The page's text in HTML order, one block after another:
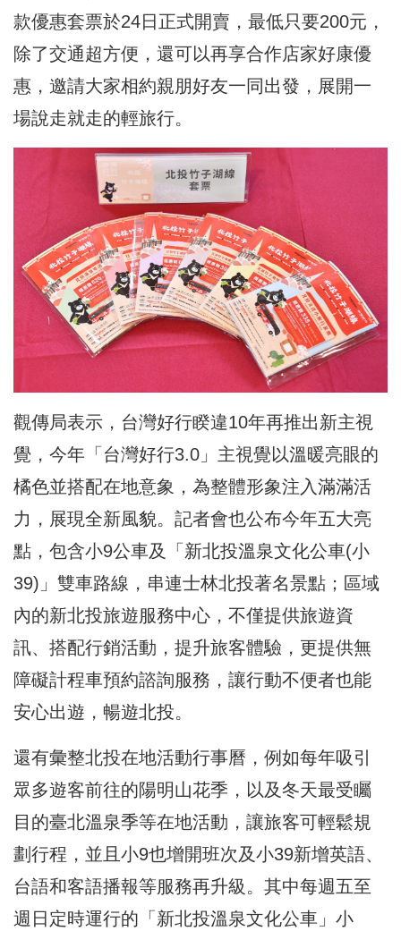
款優惠套票於24日正式開賣，最低只要200元，
除了交通超方便，還可以再享合作店家好康優
惠，邀請大家相約親朋好友一同出發，展開一
場說走就走的輕旅行。
觀傳局表示，台灣好行睽違10年再推出新主視
覺，今年「台灣好行3.0」主視覺以溫暖亮眼的
橘色並搭配在地意象，為整體形象注入滿滿活
力，展現全新風貌。記者會也公布今年五大亮
點，包含小9公車及「新北投溫泉文化公車(小
39)」雙車路線，串連士林北投著名景點；區域
內的新北投旅遊服務中心，不僅提供旅遊資
訊、搭配行銷活動，提升旅客體驗，更提供無
障礙計程車預約諮詢服務，讓行動不便者也能
安心出遊，暢遊北投。
還有彙整北投在地活動行事曆，例如每年吸引
眾多遊客前往的陽明山花季，以及冬天最受矚
目的臺北溫泉季等在地活動，讓旅客可輕鬆規
劃行程，並且小9也增開班次及小39新增英語、
台語和客語播報等服務再升級。其中每週五至
週日定時運行的「新北投溫泉文化公車」小